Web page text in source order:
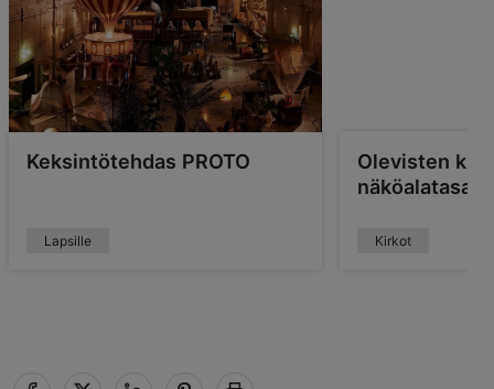
Keksintötehdas PROTO
Lapsille
Olevisten
Kirkot